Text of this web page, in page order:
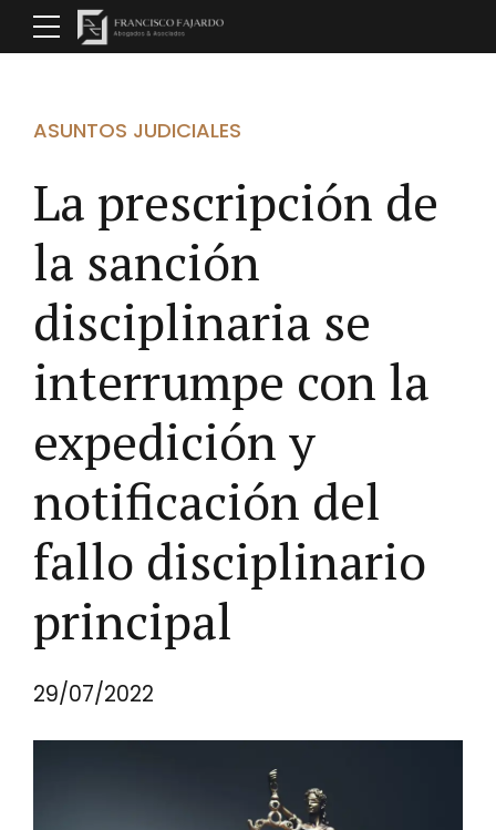
ASUNTOS JUDICIALES
La prescripción de
la sanción
disciplinaria se
interrumpe con la
expedición y
notificación del
fallo disciplinario
principal
29/07/2022